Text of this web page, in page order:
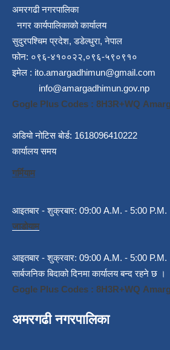
अमरगढी नगरपालिका
नगर कार्यपालिकाको कार्यालय
सुदुरपश्चिम प्रदेश, डडेल्धुरा, नेपाल
फोन: ०९६-४१००२२,०९६-५९०९१०
इमेल : ito.amargadhimun@gmail.com
info@amargadhimun.gov.np
Gogle Plus Codes : 8H3R+WQ
अडियो नोटिस बोर्ड: 1618096410222
कार्यालय समय
गर्मियाम
आइतबार - शुक्रबार: 09:00 A.M. - 5:00 P.M.
जाडोयाम
आइतबार - शुक्रवार: 09:00 A.M. - 5:00 P.M.
सार्बजनिक बिदाको दिनमा कार्यालय बन्द रहने छ ।
Gogle Plus Codes : 8H3R+WQ
अमरगढी नगरपालिका